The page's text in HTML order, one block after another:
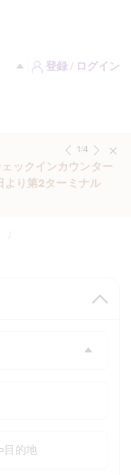
登録 / ログイン
ックインカウンター
り第2ターミナル
1/4
/
目的地